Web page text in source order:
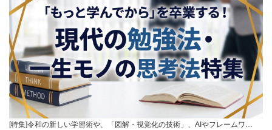
[特集]令和の新しい学習術や、「図解・視覚化の技術」、AIやフレームワ…